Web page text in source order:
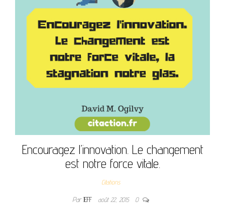
Encouragez l’innovation. Le changement
est notre force vitale.
Citations
ParJEFF août 22, 2015 0